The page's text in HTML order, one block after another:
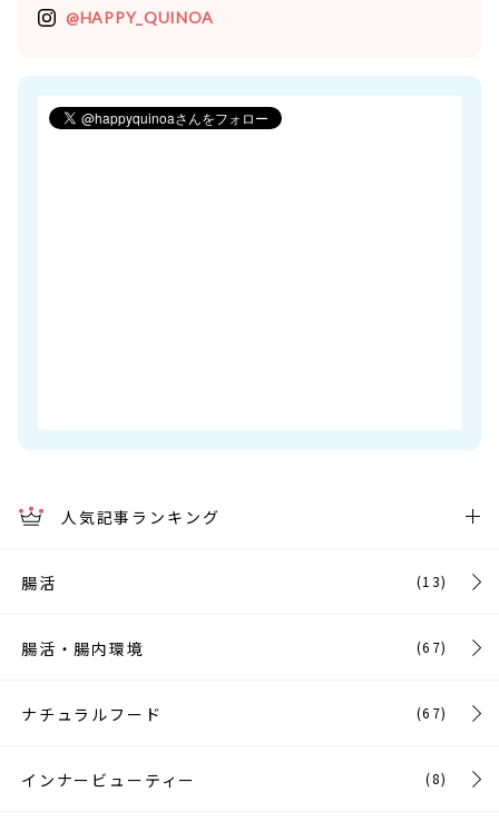
@HAPPY_QUINOA
人気記事ランキング
腸活 (13)
腸活・腸内環境 (67)
ナチュラルフード (67)
インナービューティー (8)